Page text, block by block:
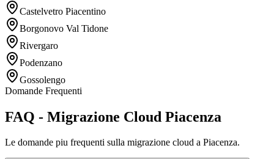
Castelvetro Piacentino
Borgonovo Val Tidone
Rivergaro
Podenzano
Gossolengo
Domande Frequenti
FAQ - Migrazione Cloud Piacenza
Le domande piu frequenti sulla migrazione cloud a Piacenza.